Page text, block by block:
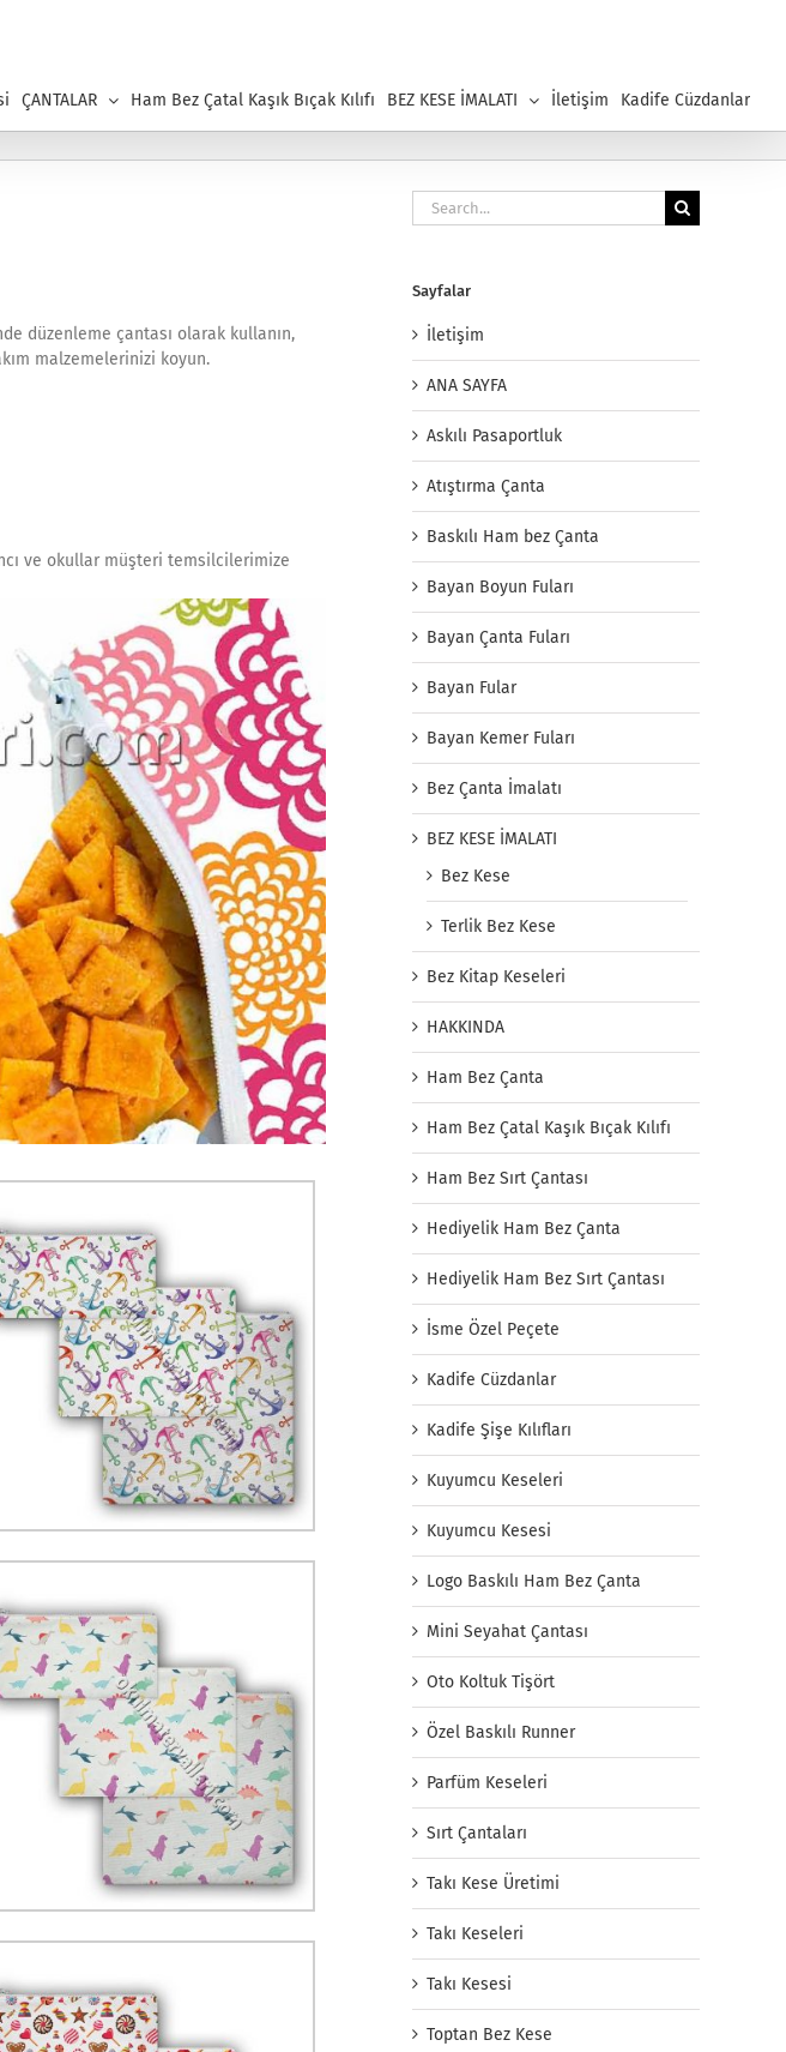
ÇANTALAR Ham Bez Çatal Kaşık Bıçak Kılıfı BEZ KESE İMALATI İletişim Kadife Cüzdanlar
düzenleme çantası olarak kullanın,
malzemelerinizi koyun.
ve okullar müşteri temsilcilerimize
Search
for:
Sayfalar
İletişim
ANA SAYFA
Askılı Pasaportluk
Atıştırma Çanta
Baskılı Ham bez Çanta
Bayan Boyun Fuları
Bayan Çanta Fuları
Bayan Fular
Bayan Kemer Fuları
Bez Çanta İmalatı
BEZ KESE İMALATI
Bez Kese
Terlik Bez Kese
Bez Kitap Keseleri
HAKKINDA
Ham Bez Çanta
Ham Bez Çatal Kaşık Bıçak Kılıfı
Ham Bez Sırt Çantası
Hediyelik Ham Bez Çanta
Hediyelik Ham Bez Sırt Çantası
İsme Özel Peçete
Kadife Cüzdanlar
Kadife Şişe Kılıfları
Kuyumcu Keseleri
Kuyumcu Kesesi
Logo Baskılı Ham Bez Çanta
Mini Seyahat Çantası
Oto Koltuk Tişört
Özel Baskılı Runner
Parfüm Keseleri
Sırt Çantaları
Takı Kese Üretimi
Takı Keseleri
Takı Kesesi
Toptan Bez Kese